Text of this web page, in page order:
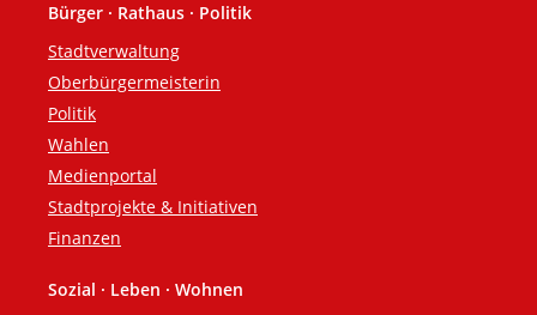
Fußzeile
Bürger · Rathaus · Politik
Stadtverwaltung
Oberbürgermeisterin
Politik
Wahlen
Medienportal
Stadtprojekte & Initiativen
Finanzen
Sozial · Leben · Wohnen